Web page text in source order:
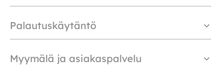
Palautuskäytäntö
Myymälä ja asiakaspalvelu